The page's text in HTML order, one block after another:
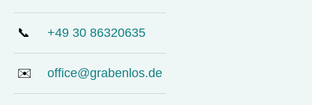
📞 +49 30 86320635
✉️ office@grabenlos.de